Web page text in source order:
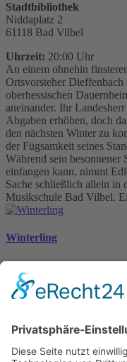
Stadtbibliothek
Niddaplatz 2
61118 Bad Vilbel
Uhrzeit: 20:00 Uhr
An einem ohnehin
Ortsvorsteher
oberhessischen
aneinander. Ihr
Abgaben erhöhen, doch
den nächsten Winter zu
der Fügsamkeit seines
Während sein besonnener
einfangen kann, nimmt
Sache schließlich allein
Musikschule Bad Vilbel.
Winterling
André Hülsbömer
Nach dem Studium von
arbeitete er als
Mit Abschluss eines